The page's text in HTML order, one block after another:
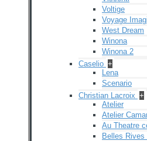
Voltige
Voyage
West Dream
Winona
Winona 2
Caselio +
Lena
Scenario
Christian Lacroix +
Atelier
Atelier
Au Theatre
Belles